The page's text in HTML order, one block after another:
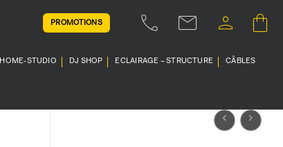
PROMOTIONS
HOME-STUDIO DJ SHOP ECLAIRAGE – STRUCTURE CÂBLES